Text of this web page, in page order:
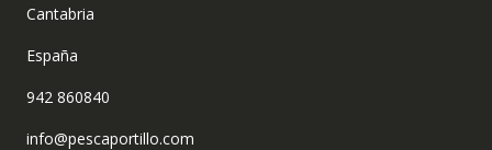
Cantabria
España
942 860840
info@pescaportillo.com